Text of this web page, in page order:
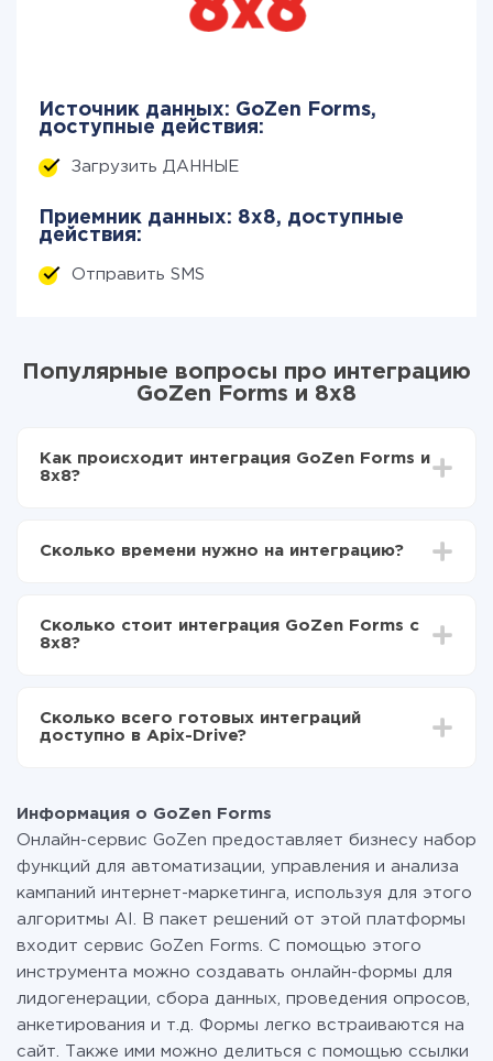
Источник данных: GoZen Forms,
доступные действия:
Загрузить ДАННЫЕ
Приемник данных: 8x8, доступные
действия:
Отправить SMS
Популярные вопросы про интеграцию
GoZen Forms и 8x8
Как происходит интеграция GoZen Forms и
8x8?
Выбираете какие данные передавать из GoZen
передаваться из GoZen Forms в 8x8
Сколько времени нужно на интеграцию?
отличаться и составлять от 5-ти до 30-минут. В
среднем настройка занимает 10-15 минут.
Сколько стоит интеграция GoZen Forms с
8x8?
функционал. Вы оплачиваете только количество
данных, которые по факту передаются из одной
перейти на платный, при необходимости. Подробнее
отарифах.
Сколько всего готовых интеграций
доступно в Apix-Drive?
Информация о GoZen Forms
Онлайн-сервис GoZen предоставляет бизнесу набор
функций для автоматизации, управления и анализа
кампаний интернет-маркетинга, используя для этого
алгоритмы AI. В пакет решений от этой платформы
входит сервис GoZen Forms. С помощью этого
инструмента можно создавать онлайн-формы для
лидогенерации, сбора данных, проведения опросов,
анкетирования и т.д. Формы легко встраиваются на
сайт. Также ими можно делиться с помощью ссылки